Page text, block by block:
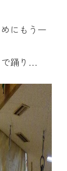
にもう一
で踊り…